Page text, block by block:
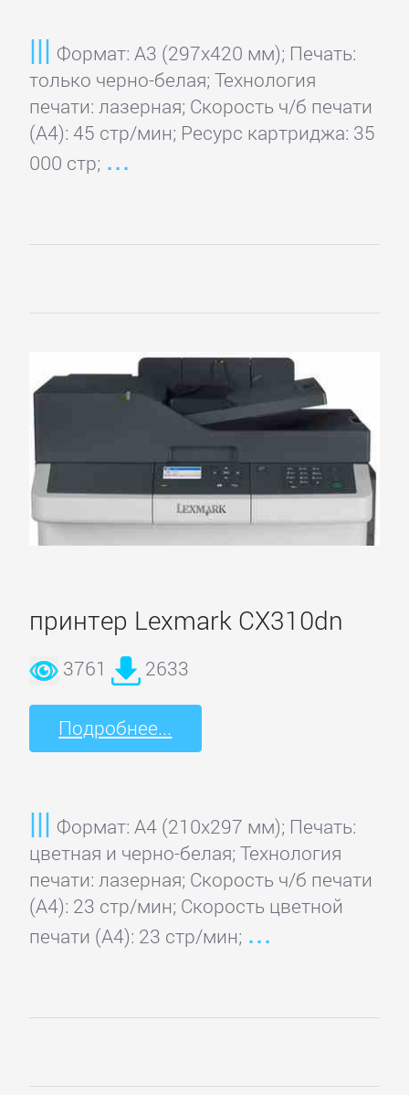
Формат: A3 (297x420 мм); Печать:
только черно-белая; Технология
печати: лазерная; Скорость ч/б печати
(А4): 45 стр/мин; Ресурс картриджа: 35
000 стр;
принтер Lexmark CX310dn
3761 2633
Подробнее...
Формат: A4 (210x297 мм); Печать:
цветная и черно-белая; Технология
печати: лазерная; Скорость ч/б печати
(А4): 23 стр/мин; Скорость цветной
печати (А4): 23 стр/мин;